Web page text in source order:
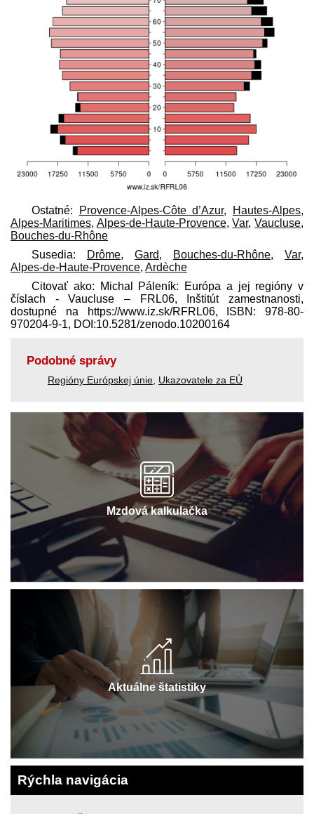
Ostatné: Provence-Alpes-Côte d’Azur, Hautes-Alpes,
Alpes-Maritimes, Alpes-de-Haute-Provence,Var,Vaucluse,
Bouches-du-Rhône
Susedia:
Drôme, Gard, Bouches-du-Rhône, Var,
Alpes-de-Haute-Provence, Ardèche
Citovať ako: Michal Páleník: Európa a jej regióny v
číslach - Vaucluse – FRL06, Inštitút zamestnanosti,
dostupné na https://www.iz.sk/​RFRL06, ISBN: 978-80-
970204-9-1, DOI:10.5281/zenodo.10200164
Podobné správy
Regióny Európskej únie Ukazovatele za EÚ
Mzdová kalkulačka
Aktuálne štatistiky
Rýchla navigácia